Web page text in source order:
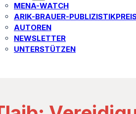
MENA-WATCH
ARIK-BRAUER-
AUTOREN​
NEWSLETTER
UNTERSTÜTZEN